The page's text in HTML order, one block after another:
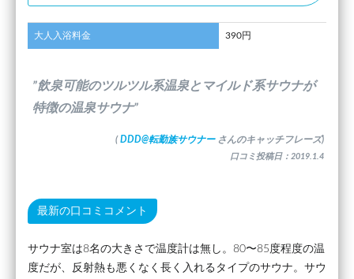
大人入浴料金 390円
”飲泉可能のツルツル系温泉とマイルド系サウナが
特徴の温泉サウナ”
( DDD@転勤族サウナー さんのキャッチフレーズ)
口コミ投稿日：2019.1.4
最新の口コミコメント
サウナ室は8名の大きさで温度計は無し。80〜85度程度の温
度だが、反射熱も悪くなく長く入れるタイプのサウナ。サウ